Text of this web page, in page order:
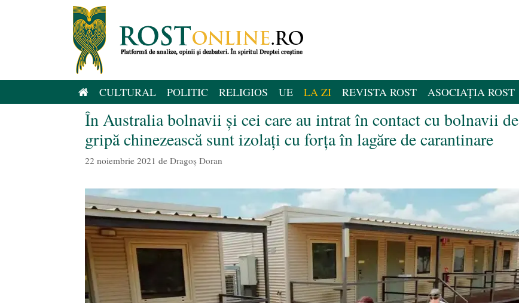
CULTURAL POLITIC RELIGIOS UE LA ZI REVISTA ROST ASOCIAȚIA ROST
În Australia bolnavii și cei care au intrat în contact cu bolnavii de
gripă chinezească sunt izolați cu forța în lagăre de carantinare
22 noiembrie 2021 de Dragoș Doran